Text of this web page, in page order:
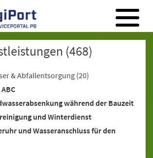
Paderborn
(468)
& Abfallentsorgung (20)
während der Bauzeit
und Winterdienst
und Wasseranschluss für den